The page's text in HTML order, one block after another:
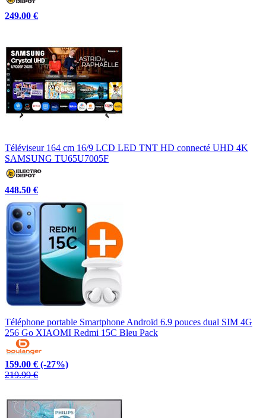
249.00 €
Téléviseur 164 cm 16/9 LCD LED TNT HD connecté UHD 4K
SAMSUNG TU65U7005F
448.50 €
Téléphone portable Smartphone Androïd 6.9 pouces dual SIM 4G
256 Go XIAOMI Redmi 15C Bleu Pack
159.00 € (-27%)
219.99 €